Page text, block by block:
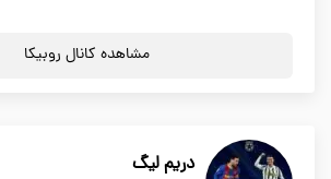
مشاهده کانال روبیکا
دریم لیگ